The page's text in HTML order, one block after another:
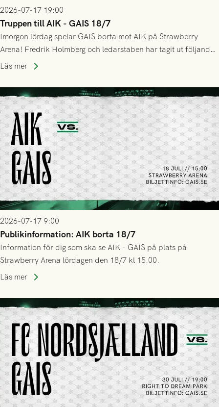
2026-07-17 19:00
Truppen till AIK - GAIS 18/7
Imorgon lördag spelar GAIS borta mot AIK på Strawberry
Arena! Fredrik Holmberg och ledarstaben har tagit ut följande
trupp till matchen:
Läs mer
2026-07-17 9:00
Publikinformation: AIK borta 18/7
Information för dig som ska se AIK - GAIS på plats på
Strawberry Arena lördagen den 18/7 kl 15.00.
Läs mer